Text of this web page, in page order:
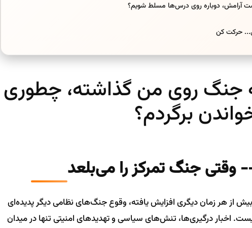
آرامش، دوباره روی درس‌ها مسلط شویم؟
حرکت کن
جنگ روی من گذاشته، چطوری
برگردم؟
جنگ تمرکز را می‌بلعد
از هر زمان دیگری افزایش یافته، وقوع جنگ‌های نظامی دیگر پدیده‌ای
اخبار درگیری‌ها، تنش‌های سیاسی و تهدیدهای امنیتی تنها در میدان